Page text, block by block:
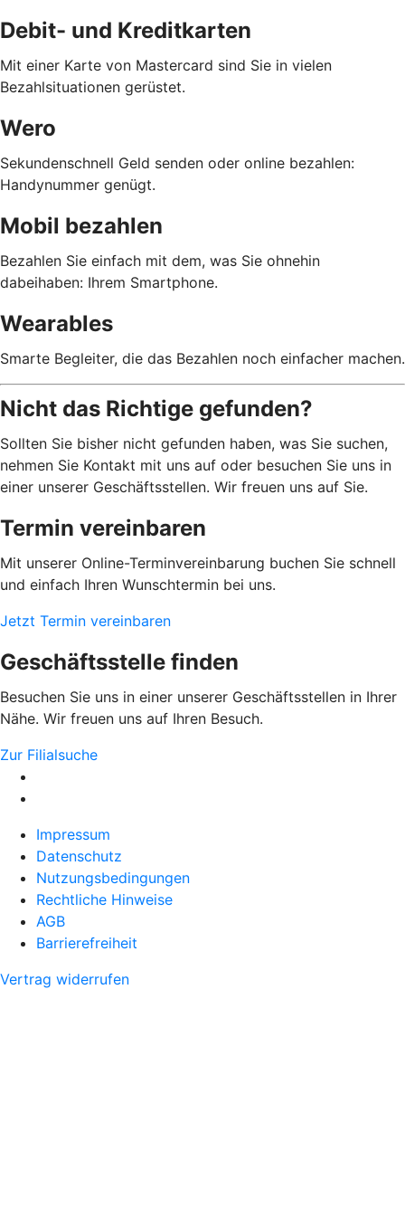
Debit- und Kreditkarten
Mit einer Karte von Mastercard sind Sie in vielen
Bezahlsituationen gerüstet.
Wero
Sekundenschnell Geld senden oder online bezahlen:
Handynummer genügt.
Mobil bezahlen
Bezahlen Sie einfach mit dem, was Sie ohnehin
dabeihaben: Ihrem Smartphone.
Wearables
Smarte Begleiter, die das Bezahlen noch einfacher machen.
Nicht das Richtige gefunden?
Sollten Sie bisher nicht gefunden haben, was Sie suchen,
nehmen Sie Kontakt mit uns auf oder besuchen Sie uns in
einer unserer Geschäftsstellen. Wir freuen uns auf Sie.
Termin vereinbaren
Mit unserer Online-Terminvereinbarung buchen Sie schnell
und einfach Ihren Wunschtermin bei uns.
Jetzt Termin vereinbaren
Geschäftsstelle finden
Besuchen Sie uns in einer unserer Geschäftsstellen in Ihrer
Nähe. Wir freuen uns auf Ihren Besuch.
Zur Filialsuche
Impressum
Datenschutz
Nutzungsbedingungen
Rechtliche Hinweise
AGB
Barrierefreiheit
Vertrag widerrufen